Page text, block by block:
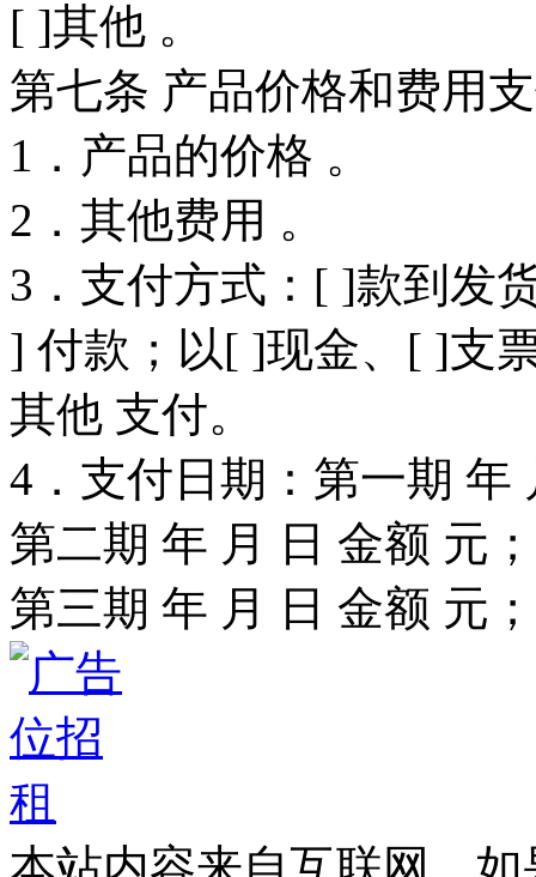
[ ]其他 。
第七条 产品价格和费用
1．产品的价格 。
2．其他费用 。
3．支付方式：[ ]款到发
] 付款；以[ ]现金、[ ]支
其他 支付。
4．支付日期：第一期 年
第二期 年 月 日 金额 元；
第三期 年 月 日 金额 元；
本站内容来自互联网，